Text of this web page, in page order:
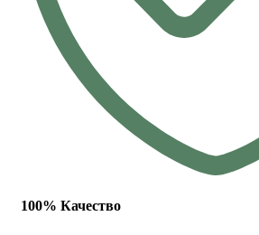
100% Качество